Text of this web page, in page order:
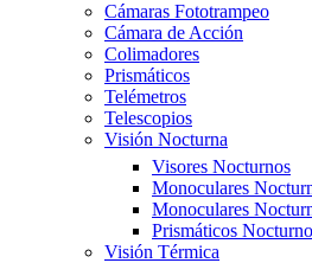
Cámaras Fototrampeo
Cámara de Acción
Colimadores
Prismáticos
Telémetros
Telescopios
Visión Nocturna
Visores Nocturnos
Monoculares
Monoculares
Prismáticos
Visión Térmica